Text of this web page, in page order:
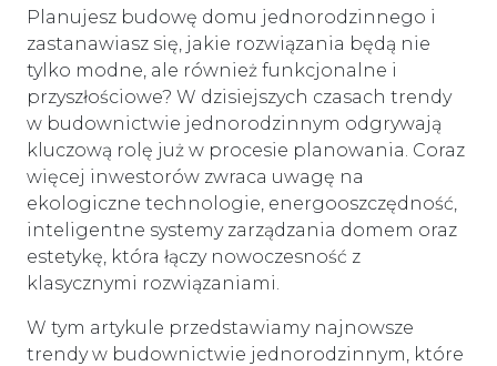
Planujesz budowę domu jednorodzinnego i
zastanawiasz się, jakie rozwiązania będą nie
tylko modne, ale również funkcjonalne i
przyszłościowe? W dzisiejszych czasach trendy
w budownictwie jednorodzinnym odgrywają
kluczową rolę już w procesie planowania. Coraz
więcej inwestorów zwraca uwagę na
ekologiczne technologie, energooszczędność,
inteligentne systemy zarządzania domem oraz
estetykę, która łączy nowoczesność z
klasycznymi rozwiązaniami.
W tym artykule przedstawiamy najnowsze
trendy w budownictwie jednorodzinnym, które